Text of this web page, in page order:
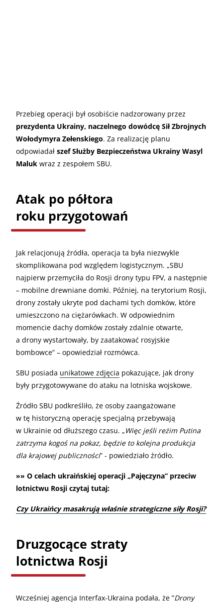
Przebieg operacji był osobiście nadzorowany przez
prezydenta Ukrainy, naczelnego dowódcę Sił Zbrojnych
Wołodymyra Zełenskiego. Za realizację planu
odpowiadał szef Służby Bezpieczeństwa Ukrainy Wasyl
Maluk wraz z zespołem SBU.
Atak po półtora
roku przygotowań
Jak relacjonują źródła, operacja ta była niezwykle
skomplikowana pod względem logistycznym. „SBU
najpierw przemyciła do Rosji drony typu FPV, a następnie
– mobilne drewniane domki. Później, na terytorium Rosji,
drony zostały ukryte pod dachami tych domków, które
umieszczono na ciężarówkach. W odpowiednim
momencie dachy domków zostały zdalnie otwarte,
a drony wystartowały, by zaatakować rosyjskie
bombowce” – opowiedział rozmówca.
SBU posiada unikatowe zdjęcia pokazujące, jak drony
były przygotowywane do ataku na lotniska wojskowe.
Źródło SBU podkreśliło, że osoby zaangażowane
w tę historyczną operację specjalną przebywają
w Ukrainie od dłuższego czasu. „Więc jeśli reżim Putina
zatrzyma kogoś na pokaz, będzie to kolejna produkcja
dla krajowej publiczności” - powiedziało źródło.
»» O celach ukraińskiej operacji „Pajęczyna” przeciw
lotnictwu Rosji czytaj tutaj:
Czy Ukraińcy masakrują właśnie strategiczne siły Rosji?
Druzgocące straty
lotnictwa Rosji
Wcześniej agencja Interfax-Ukraina podała, że ”Drony